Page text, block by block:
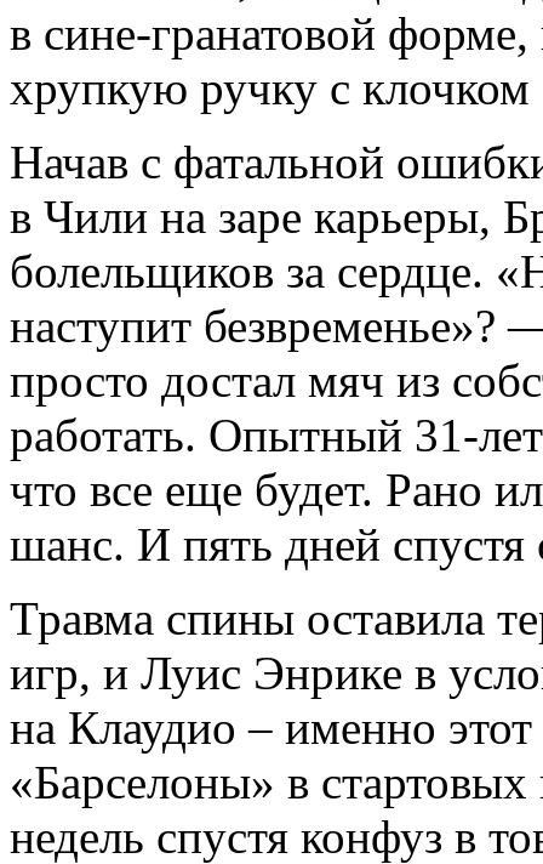
в сине-гранатовой
хрупкую ручку с
Начав с фатальной
в Чили на заре карьеры,
болельщиков за сердце.
наступит безвременье»?
просто достал мяч из
работать. Опытный 31-
что все еще будет. Рано
шанс. И пять дней
Травма спины оставила
игр, и Луис Энрике в
на Клаудио – именно
«Барселоны» в
недель спустя конфуз в